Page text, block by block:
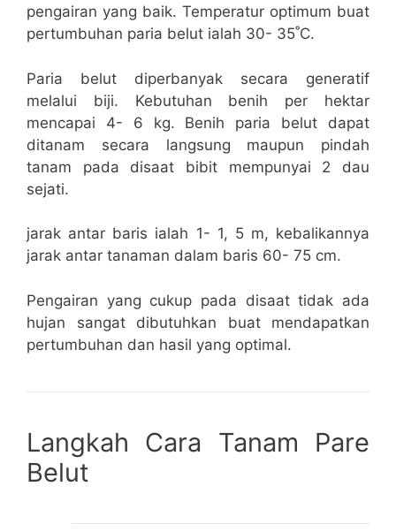
pengairan yang baik. Temperatur optimum buat
pertumbuhan paria belut ialah 30- 35˚C.
Paria belut diperbanyak secara generatif
melalui biji. Kebutuhan benih per hektar
mencapai 4- 6 kg. Benih paria belut dapat
ditanam secara langsung maupun pindah
tanam pada disaat bibit mempunyai 2 dau
sejati.
jarak antar baris ialah 1- 1, 5 m, kebalikannya
jarak antar tanaman dalam baris 60- 75 cm.
Pengairan yang cukup pada disaat tidak ada
hujan sangat dibutuhkan buat mendapatkan
pertumbuhan dan hasil yang optimal.
Langkah Cara Tanam Pare
Belut